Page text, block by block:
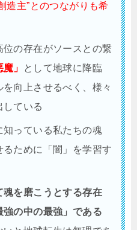
造主”とのつながりも希
の存在がソースとの繋
魔」
として地球に降臨
向上させるべく、様々
している
っている私たちの魂
ために「闇」を学習す
を磨こうとする存在
の中の最強」である